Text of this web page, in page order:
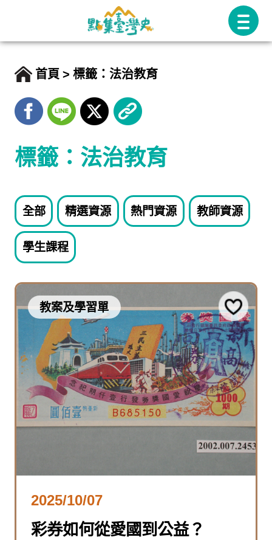
首頁 標籤：法治教育
標籤：法治教育
全部 精選資源 熱門資源 教師資源
學生課程
教案及學習單
2025/10/07
彩券如何從愛國到公益？